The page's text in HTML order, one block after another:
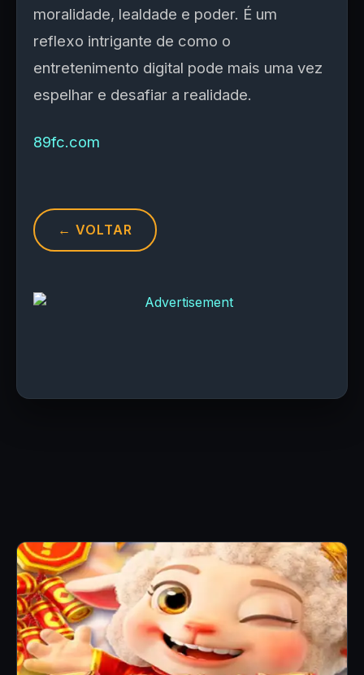
moralidade, lealdade e poder. É um
reflexo intrigante de como o
entretenimento digital pode mais uma vez
espelhar e desafiar a realidade.
89fc.com
← VOLTAR